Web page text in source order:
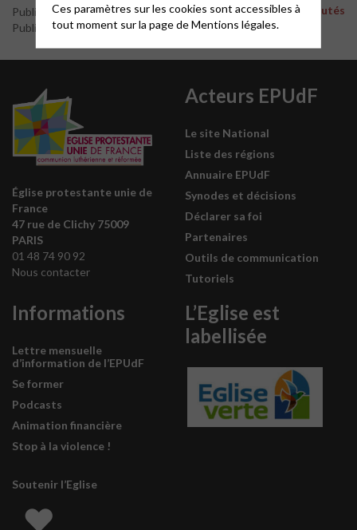
Publié le 28 août 2018
Publié par le webmaster
Nouveautés
Église protestante unie de
France
47 rue de Clichy 75009
PARIS
01 48 74 90 92
Nous contacter
Acteurs EPUdF
Le site National
Liste des régions
Annuaire EPUdF
Synodes et décisions
Déclarer sa foi
Partenaires
Outils de communication
Tutoriels
Informations
Lettre mensuelle
d’information de l’EPUdF
Se former
Podcasts
Animation financière
Stop à la violence !
Soutenir l’Eglise
L’Eglise est
labellisée
Ces paramètres sur les cookies sont accessibles à
tout moment sur la page deMentions légales.